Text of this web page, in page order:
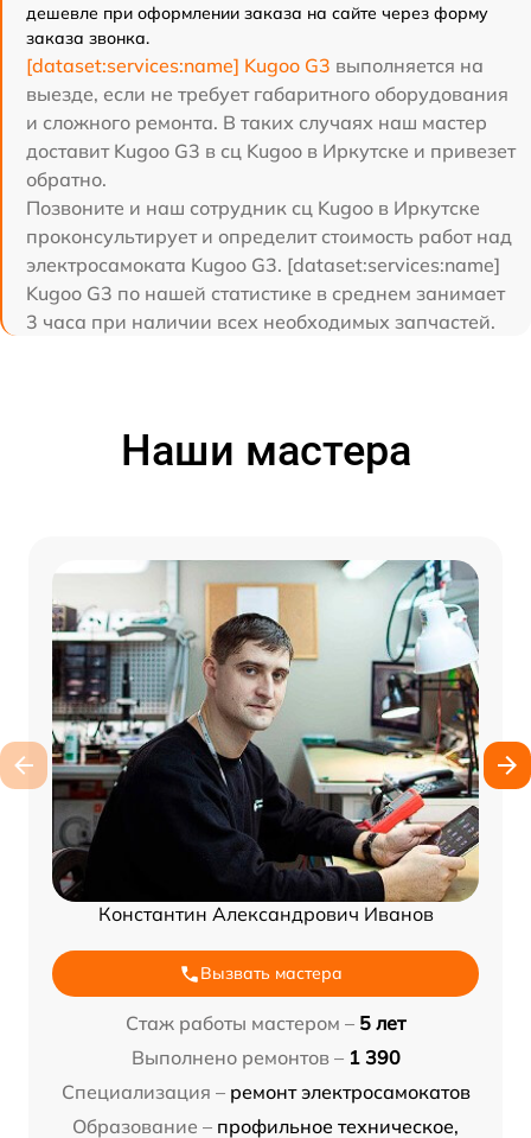
дешевле при оформлении заказа на сайте через форму
заказа звонка.
[dataset:services:name] Kugoo G3 выполняется на
выезде, если не требует габаритного оборудования
и сложного ремонта. В таких случаях наш мастер
доставит Kugoo G3 в сц Kugoo в Иркутске и привезет
обратно.
Позвоните и наш сотрудник сц Kugoo в Иркутске
проконсультирует и определит стоимость работ над
электросамоката Kugoo G3. [dataset:services:name]
Kugoo G3 по нашей статистике в среднем занимает
3 часа при наличии всех необходимых запчастей.
Наши мастера
Константин Александрович Иванов
Вызвать мастера
Стаж работы мастером – 5 лет
Выполнено ремонтов – 1 390
Специализация – ремонт электросамокатов
Образование – профильное техническое,